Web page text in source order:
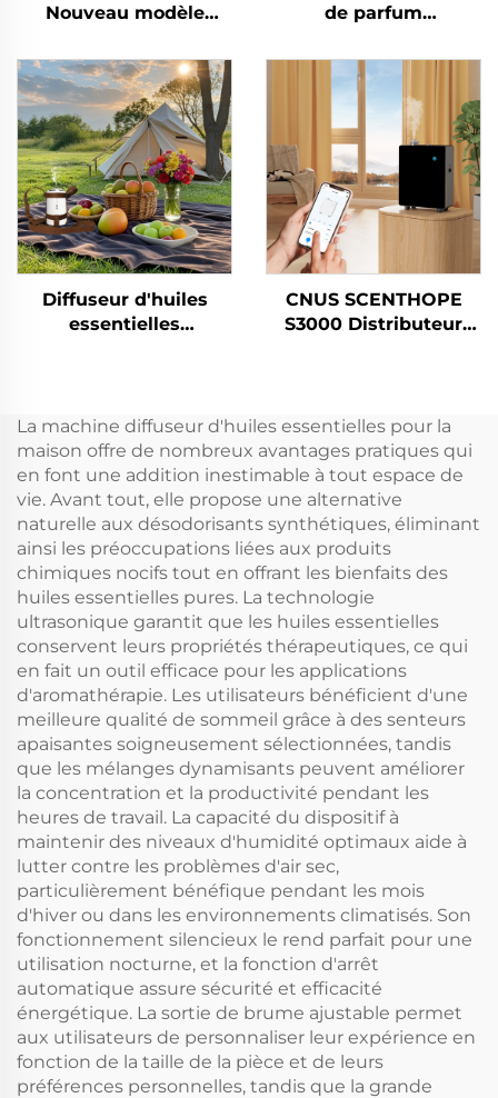
Nouveau modèle
essentielles
Désodorisant en gros
pour magasin Bureau
de parfum
pour la maison
Machine de diffuseur
d'arôme intelligent
d'huile parfumée d'air
Diffuseur d'huiles
essentielles
désodorisant pour
voiture, sans eau
CNUS SCENTHOPE
S3000 Distributeur
acrylique Système de
diffusion Machine de
parfum
La machine diffuseur d'huiles essentielles pour la
maison offre de nombreux avantages pratiques qui
en font une addition inestimable à tout espace de
vie. Avant tout, elle propose une alternative
naturelle aux désodorisants synthétiques, éliminant
ainsi les préoccupations liées aux produits
chimiques nocifs tout en offrant les bienfaits des
huiles essentielles pures. La technologie
ultrasonique garantit que les huiles essentielles
conservent leurs propriétés thérapeutiques, ce qui
en fait un outil efficace pour les applications
d'aromathérapie. Les utilisateurs bénéficient d'une
meilleure qualité de sommeil grâce à des senteurs
apaisantes soigneusement sélectionnées, tandis
que les mélanges dynamisants peuvent améliorer
la concentration et la productivité pendant les
heures de travail. La capacité du dispositif à
maintenir des niveaux d'humidité optimaux aide à
lutter contre les problèmes d'air sec,
particulièrement bénéfique pendant les mois
d'hiver ou dans les environnements climatisés. Son
fonctionnement silencieux le rend parfait pour une
utilisation nocturne, et la fonction d'arrêt
automatique assure sécurité et efficacité
énergétique. La sortie de brume ajustable permet
aux utilisateurs de personnaliser leur expérience en
fonction de la taille de la pièce et de leurs
préférences personnelles, tandis que la grande